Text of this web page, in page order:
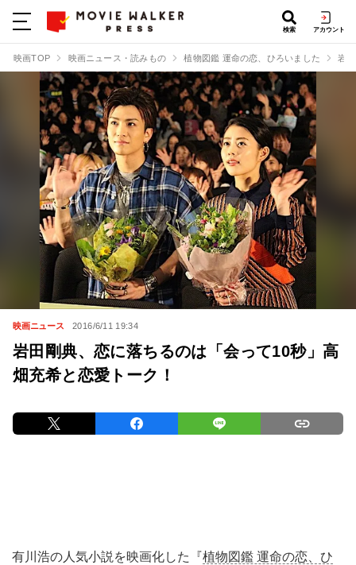
検索 アカウント
映画TOP 映画ニュース・読みもの 植物図鑑 運命の恋、ひろいました 岩
映画ニュース 2016/6/11 19:34
岩田剛典、恋に落ちるのは「会って10秒」高
畑充希と恋愛トーク！
有川浩の人気小説を映画化した『植物図鑑 運命の恋、ひ